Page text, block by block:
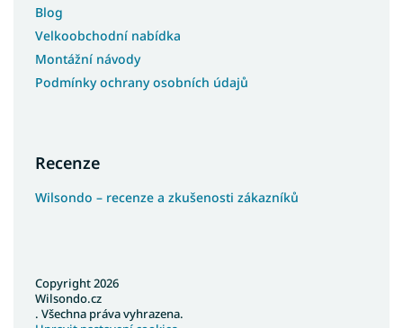
Blog
Velkoobchodní nabídka
Montážní návody
Podmínky ochrany osobních údajů
Recenze
Wilsondo – recenze a zkušenosti zákazníků
Copyright 2026
Wilsondo.cz
. Všechna práva vyhrazena.